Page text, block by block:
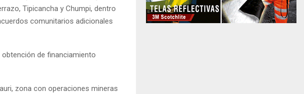
Tipicancha y Chumpi, dentro
comunitarios adicionales
de financiamiento
zona con operaciones mineras